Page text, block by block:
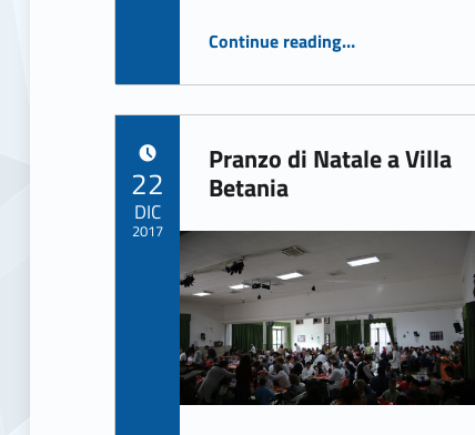
Continue reading“Autismo: approcci, metodologie, strategie terapeutiche e rete di servizi”
…
Pranzo di Natale a Villa
Betania
22
DIC
2017